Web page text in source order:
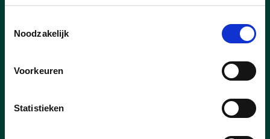
Noodzakelijk
Voorkeuren
Statistieken